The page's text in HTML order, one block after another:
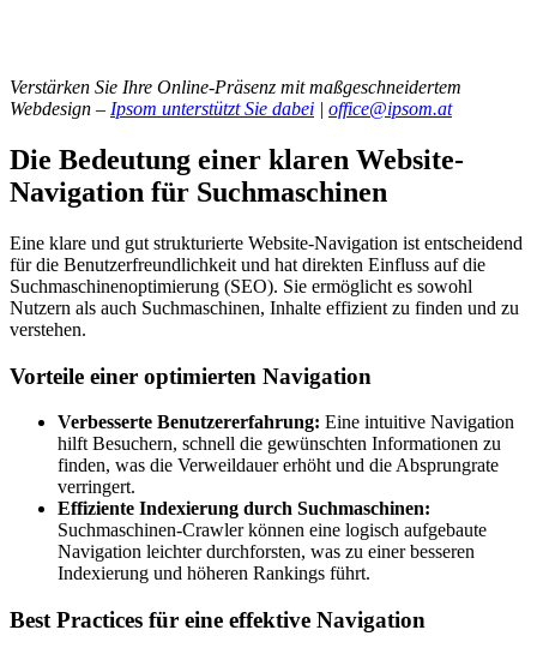
Verstärken Sie Ihre Online-Präsenz mit maßgeschneidertem
Webdesign – Ipsom unterstützt Sie dabei | office@ipsom.at
Die Bedeutung einer klaren Website-
Navigation für Suchmaschinen
Eine klare und gut strukturierte Website-Navigation ist entscheidend
für die Benutzerfreundlichkeit und hat direkten Einfluss auf die
Suchmaschinenoptimierung (SEO). Sie ermöglicht es sowohl
Nutzern als auch Suchmaschinen, Inhalte effizient zu finden und zu
verstehen.
Vorteile einer optimierten Navigation
Verbesserte Benutzererfahrung: Eine intuitive Navigation
hilft Besuchern, schnell die gewünschten Informationen zu
finden, was die Verweildauer erhöht und die Absprungrate
verringert.
Effiziente Indexierung durch Suchmaschinen:
Suchmaschinen-Crawler können eine logisch aufgebaute
Navigation leichter durchforsten, was zu einer besseren
Indexierung und höheren Rankings führt.
Best Practices für eine effektive Navigation